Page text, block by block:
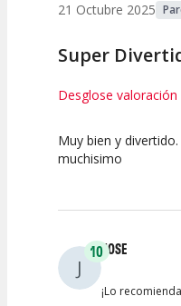
21 Octubre 2025
Super
Desglose valoración
10 10
Muy bien y
muchisimo
J
10JOSE
¡Lo